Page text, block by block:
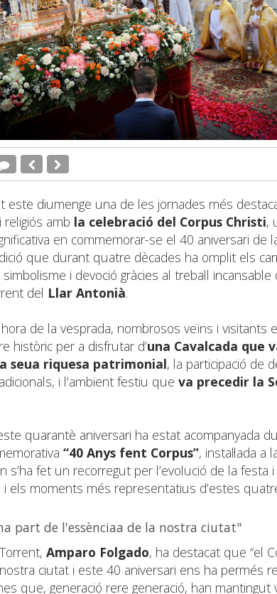
este diumenge una de les jornades més
amb la celebració del Corpus Christi,
en commemorar-se el 40 aniversari de
que durant quatre dècades ha omplit els
i devoció gràcies al treball incansable
del Llar Antonià.
de la vesprada, nombrosos veïns i visitants
històric per a disfrutar d’una Cavalcada que
seua riquesa patrimonial, la participació de
i l’ambient festiu que va precedir la
quarantè aniversari ha estat acompanyada
“40 Anys fent Corpus”, instal·lada a
s’ha fet un recorregut per l’evolució de la festa
els moments més representatius d’estes
part de l'essènciaa de la nostra ciutat"
Amparo Folgado, ha destacat que “el
ciutat i este 40 aniversari ens ha permés
que, generació rere generació, han mantingut